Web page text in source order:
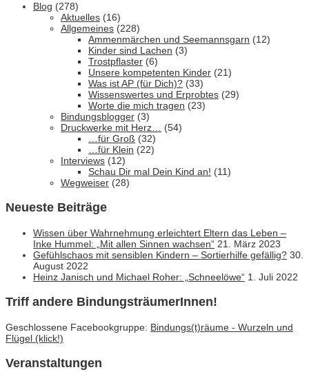
Blog (278)
Aktuelles (16)
Allgemeines (228)
Ammenmärchen und Seemannsgarn (12)
Kinder sind Lachen (3)
Trostpflaster (6)
Unsere kompetenten Kinder (21)
Was ist AP (für Dich)? (33)
Wissenswertes und Erprobtes (29)
Worte die mich tragen (23)
Bindungsblogger (3)
Druckwerke mit Herz… (54)
…für Groß (32)
…für Klein (22)
Interviews (12)
Schau Dir mal Dein Kind an! (11)
Wegweiser (28)
Neueste Beiträge
Wissen über Wahrnehmung erleichtert Eltern das Leben –
Inke Hummel: „Mit allen Sinnen wachsen“ 21. März 2023
Gefühlschaos mit sensiblen Kindern – Sortierhilfe gefällig? 30.
August 2022
Heinz Janisch und Michael Roher: „Schneelöwe“ 1. Juli 2022
Triff andere BindungsträumerInnen!
Geschlossene Facebookgruppe: Bindungs(t)räume - Wurzeln und
Flügel (klick!)
Veranstaltungen